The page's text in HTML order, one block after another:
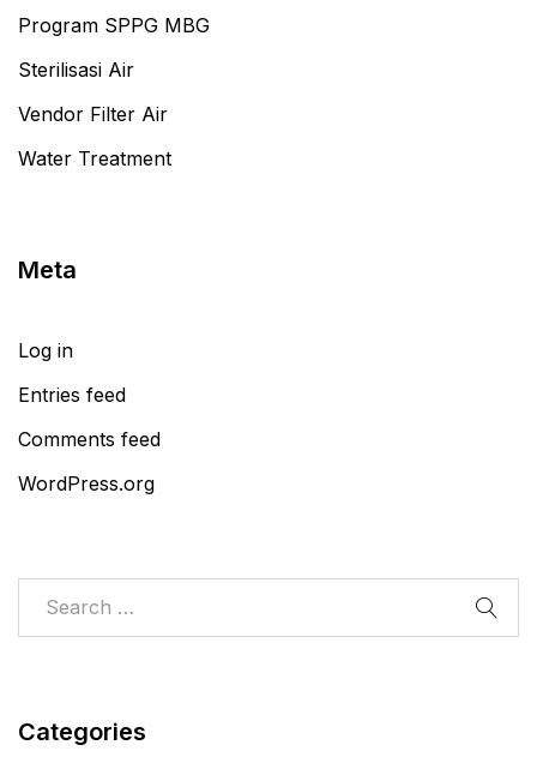
Program SPPG MBG
Sterilisasi Air
Vendor Filter Air
Water Treatment
Meta
Log in
Entries feed
Comments feed
WordPress.org
Categories